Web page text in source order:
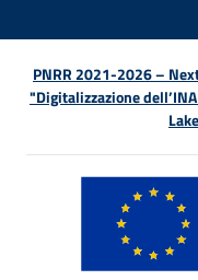
PNRR 2021-2026 –
"Digitalizzazione